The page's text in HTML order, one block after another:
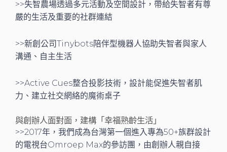
>>失智農場透過多元活動及空間設計，帶給失智者有尊
嚴的生活及重要的社群連結
>>新創公司Tinybots陪伴型機器人協助失智者與家人
溝通、自主生活
>>Active Cues整合投影技術，設計能促進失智者肌
力、建立社交網絡的魔術桌子
與創辦人面對面，建構「幸福熟齡生活」
>>2017年，我們成為台灣第一個進入專為50+族群設計
的電視台Omroep Max的參訪團，由創辦人親自接